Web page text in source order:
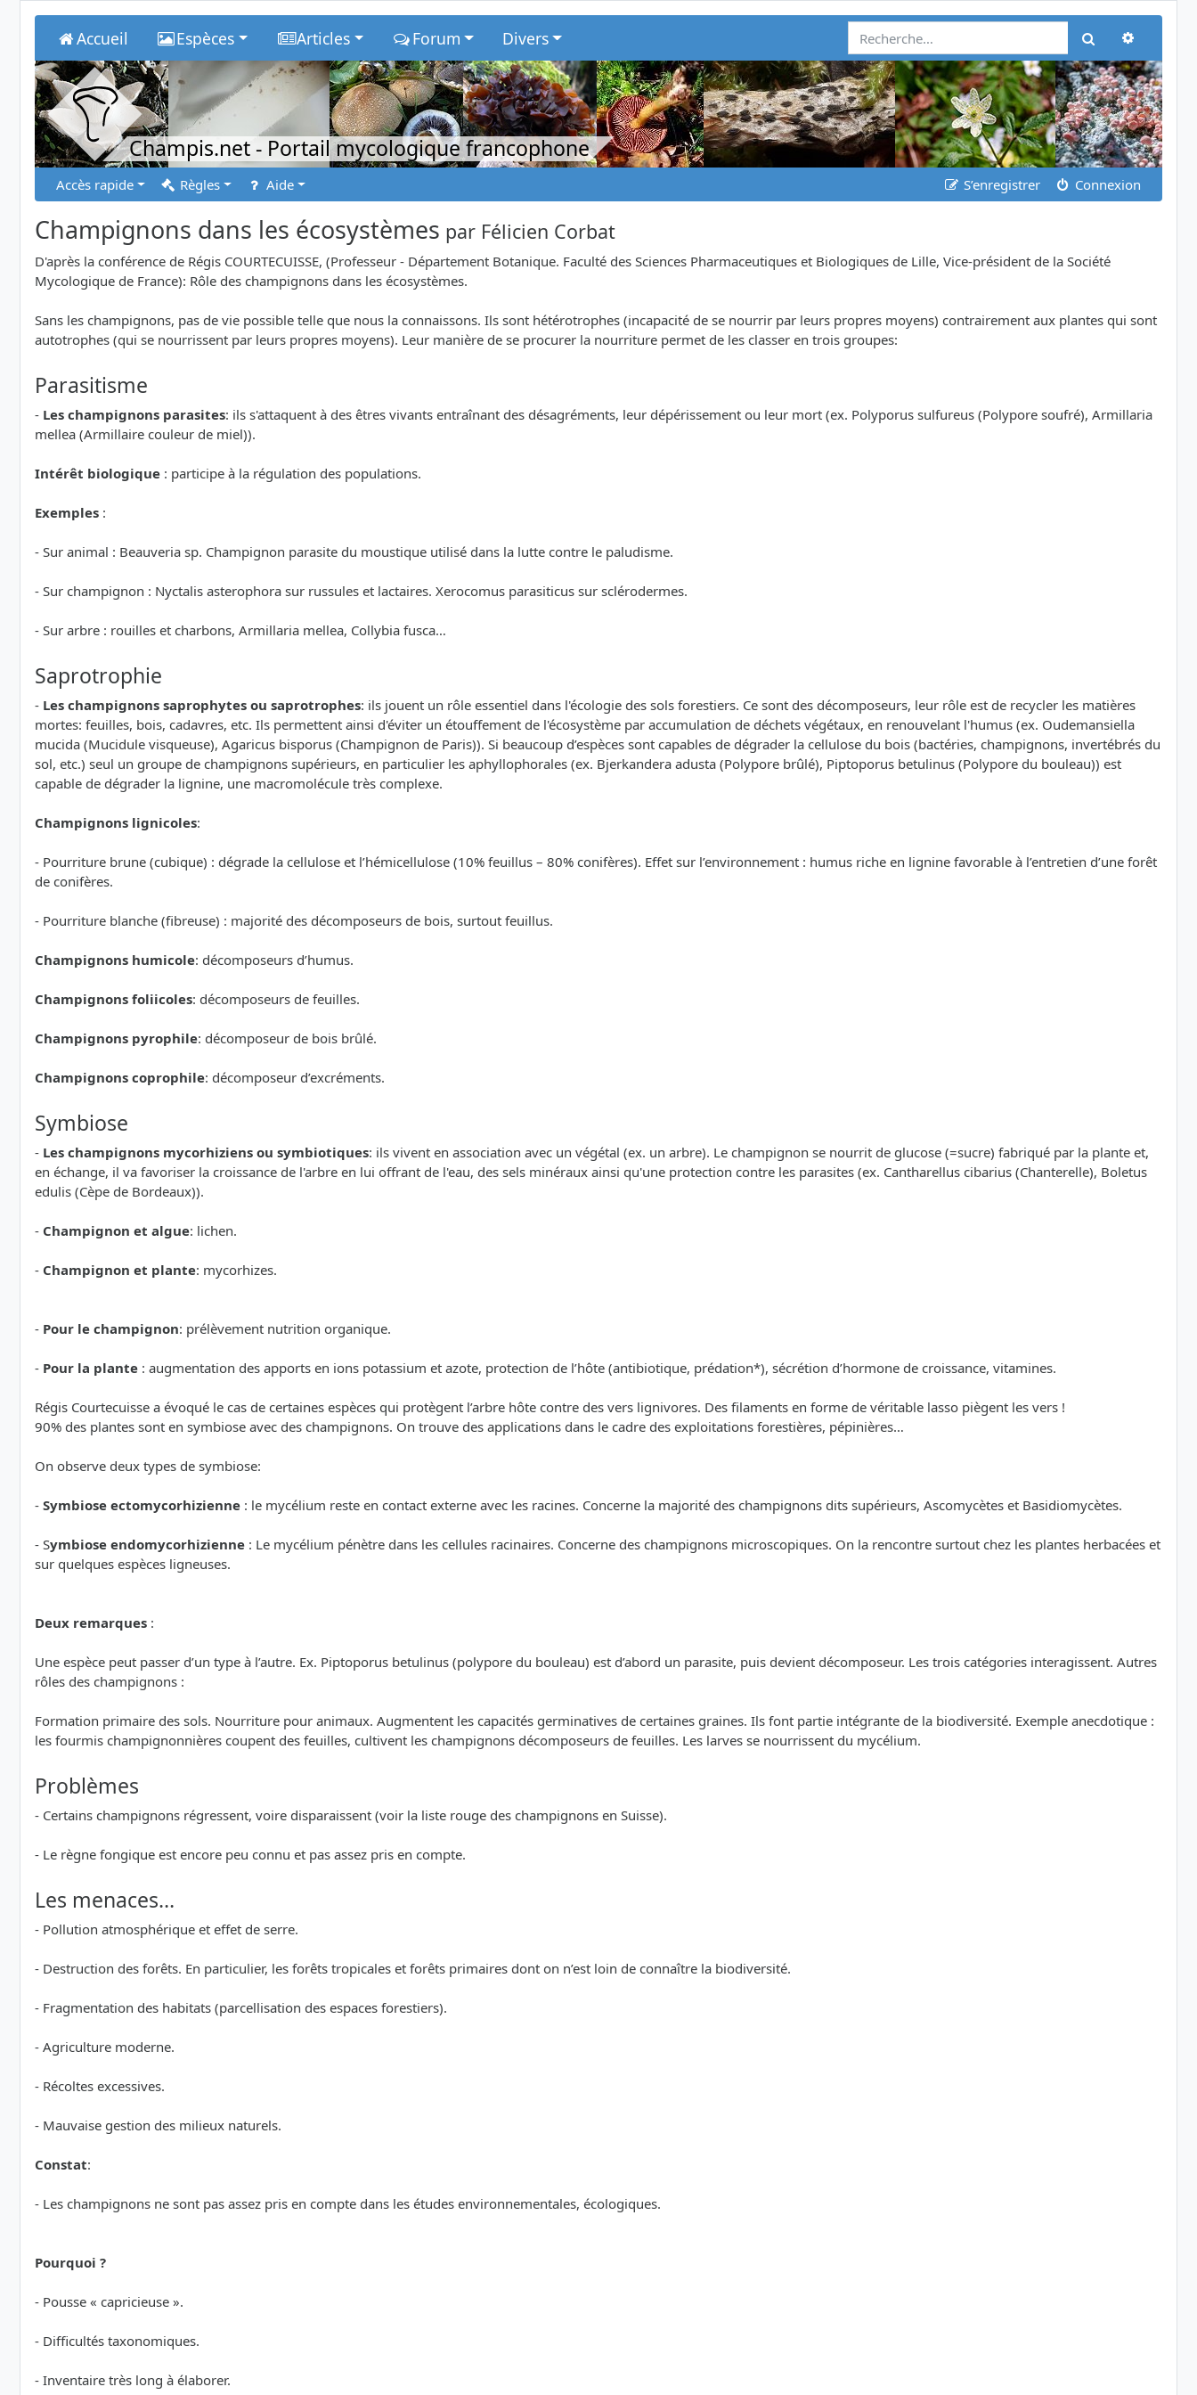
Accueil Espèces Articles Forum Divers Rechercher
Champis.net- Portail mycologique francophone
Accès rapide Règles Aide S’enregistrer Connexion
Champignons dans les écosystèmes par Félicien Corbat
D'après la conférence de Régis COURTECUISSE, (Professeur - Département Botanique. Faculté des Sciences Pharmaceutiques et Biologiques de Lille, Vice-président de la Société
Mycologique de France): Rôle des champignons dans les écosystèmes.
Sans les champignons, pas de vie possible telle que nous la connaissons. Ils sont hétérotrophes (incapacité de se nourrir par leurs propres moyens) contrairement aux plantes qui sont
autotrophes (qui se nourrissent par leurs propres moyens). Leur manière de se procurer la nourriture permet de les classer en trois groupes:
Parasitisme
- Les champignons parasites: ils s'attaquent à des êtres vivants entraînant des désagréments, leur dépérissement ou leur mort (ex. Polyporus sulfureus (Polypore soufré), Armillaria
mellea (Armillaire couleur de miel)).
Intérêt biologique : participe à la régulation des populations.
Exemples :
- Sur animal : Beauveria sp. Champignon parasite du moustique utilisé dans la lutte contre le paludisme.
- Sur champignon : Nyctalis asterophora sur russules et lactaires. Xerocomus parasiticus sur sclérodermes.
- Sur arbre : rouilles et charbons, Armillaria mellea, Collybia fusca…
Saprotrophie
- Les champignons saprophytes ou saprotrophes: ils jouent un rôle essentiel dans l'écologie des sols forestiers. Ce sont des décomposeurs, leur rôle est de recycler les matières
mortes: feuilles, bois, cadavres, etc. Ils permettent ainsi d'éviter un étouffement de l'écosystème par accumulation de déchets végétaux, en renouvelant l'humus (ex. Oudemansiella
mucida (Mucidule visqueuse), Agaricus bisporus (Champignon de Paris)). Si beaucoup d’espèces sont capables de dégrader la cellulose du bois (bactéries, champignons, invertébrés du
sol, etc.) seul un groupe de champignons supérieurs, en particulier les aphyllophorales (ex. Bjerkandera adusta (Polypore brûlé), Piptoporus betulinus (Polypore du bouleau)) est
capable de dégrader la lignine, une macromolécule très complexe.
Champignons lignicoles:
- Pourriture brune (cubique) : dégrade la cellulose et l’hémicellulose (10% feuillus – 80% conifères). Effet sur l’environnement : humus riche en lignine favorable à l’entretien d’une forêt
de conifères.
- Pourriture blanche (fibreuse) : majorité des décomposeurs de bois, surtout feuillus.
Champignons humicole: décomposeurs d’humus.
Champignons foliicoles: décomposeurs de feuilles.
Champignons pyrophile: décomposeur de bois brûlé.
Champignons coprophile: décomposeur d’excréments.
Symbiose
- Les champignons mycorhiziens ou symbiotiques: ils vivent en association avec un végétal (ex. un arbre). Le champignon se nourrit de glucose (=sucre) fabriqué par la plante et,
en échange, il va favoriser la croissance de l'arbre en lui offrant de l'eau, des sels minéraux ainsi qu'une protection contre les parasites (ex. Cantharellus cibarius (Chanterelle), Boletus
edulis (Cèpe de Bordeaux)).
- Champignon et algue: lichen.
- Champignon et plante: mycorhizes.
- Pour le champignon: prélèvement nutrition organique.
- Pour la plante : augmentation des apports en ions potassium et azote, protection de l’hôte (antibiotique, prédation*), sécrétion d’hormone de croissance, vitamines.
Régis Courtecuisse a évoqué le cas de certaines espèces qui protègent l’arbre hôte contre des vers lignivores. Des filaments en forme de véritable lasso piègent les vers !
90% des plantes sont en symbiose avec des champignons. On trouve des applications dans le cadre des exploitations forestières, pépinières…
On observe deux types de symbiose:
- Symbiose ectomycorhizienne : le mycélium reste en contact externe avec les racines. Concerne la majorité des champignons dits supérieurs, Ascomycètes et Basidiomycètes.
- Symbiose endomycorhizienne : Le mycélium pénètre dans les cellules racinaires. Concerne des champignons microscopiques. On la rencontre surtout chez les plantes herbacées et
sur quelques espèces ligneuses.
Deux remarques :
Une espèce peut passer d’un type à l’autre. Ex. Piptoporus betulinus (polypore du bouleau) est d’abord un parasite, puis devient décomposeur. Les trois catégories interagissent. Autres
rôles des champignons :
Formation primaire des sols. Nourriture pour animaux. Augmentent les capacités germinatives de certaines graines. Ils font partie intégrante de la biodiversité. Exemple anecdotique :
les fourmis champignonnières coupent des feuilles, cultivent les champignons décomposeurs de feuilles. Les larves se nourrissent du mycélium.
Problèmes
- Certains champignons régressent, voire disparaissent (voir la liste rouge des champignons en Suisse).
- Le règne fongique est encore peu connu et pas assez pris en compte.
Les menaces…
- Pollution atmosphérique et effet de serre.
- Destruction des forêts. En particulier, les forêts tropicales et forêts primaires dont on n’est loin de connaître la biodiversité.
- Fragmentation des habitats (parcellisation des espaces forestiers).
- Agriculture moderne.
- Récoltes excessives.
- Mauvaise gestion des milieux naturels.
Constat:
- Les champignons ne sont pas assez pris en compte dans les études environnementales, écologiques.
Pourquoi ?
- Pousse « capricieuse ».
- Difficultés taxonomiques.
- Inventaire très long à élaborer.